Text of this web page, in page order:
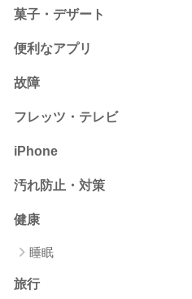
菓子・デザート
便利なアプリ
故障
フレッツ・テレビ
iPhone
汚れ防止・対策
健康
睡眠
旅行